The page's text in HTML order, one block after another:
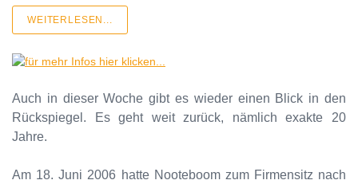
WEITERLESEN...
Auch in dieser Woche gibt es wieder einen Blick in den
Rückspiegel. Es geht weit zurück, nämlich exakte 20
Jahre.
Am 18. Juni 2006 hatte Nooteboom zum Firmensitz nach